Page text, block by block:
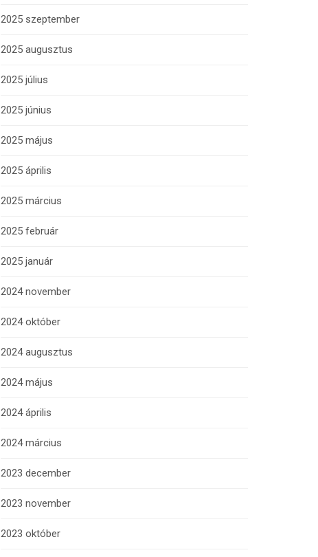
2025 szeptember
2025 augusztus
2025 július
2025 június
2025 május
2025 április
2025 március
2025 február
2025 január
2024 november
2024 október
2024 augusztus
2024 május
2024 április
2024 március
2023 december
2023 november
2023 október